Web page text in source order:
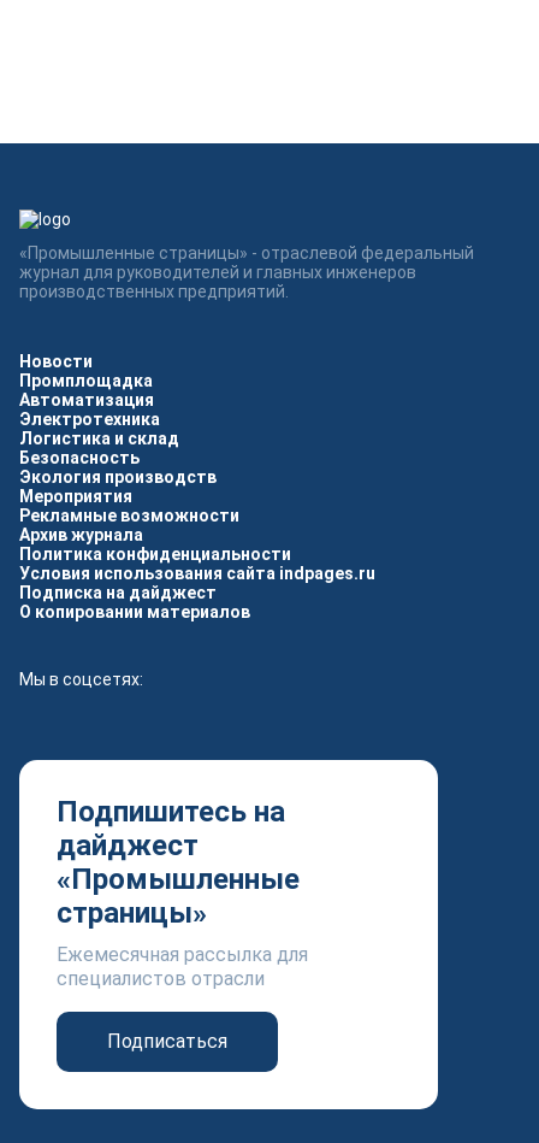
Новости
Промплощадка
Автоматизация
Электротехника
Логистика и склад
Безопасность
Экология производств
Мероприятия
Рекламные возможности
Архив журнала
Политика конфиденциальности
Условия использования сайта indpages.ru
Подписка на дайджест
О копировании материалов
Мы в соцсетях:
Подпишитесь на
дайджест
«Промышленные
страницы»
Ежемесячная рассылка для
специалистов отрасли
Подписаться
«Промышленные страницы» - отраслевой федеральный
журнал для руководителей и главных инженеров
производственных предприятий.